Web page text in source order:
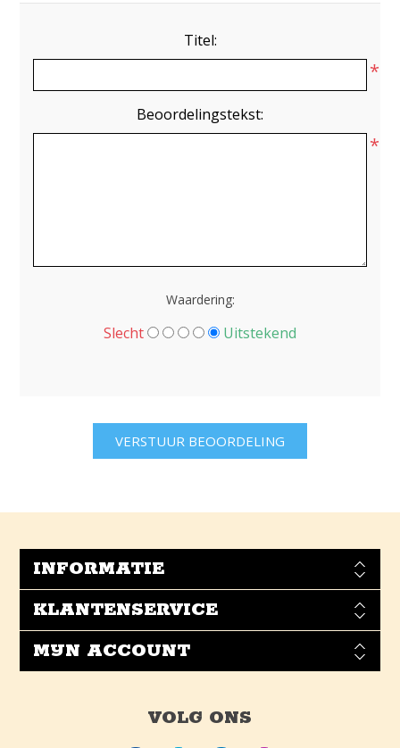
Titel:
*
Beoordelingstekst:
*
Waardering:
Slecht Uitstekend
INFORMATIE
KLANTENSERVICE
MIJN ACCOUNT
VOLG ONS